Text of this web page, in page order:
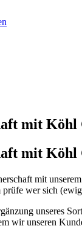
mit
mit
mit
wer sich
unseres
wir unseren